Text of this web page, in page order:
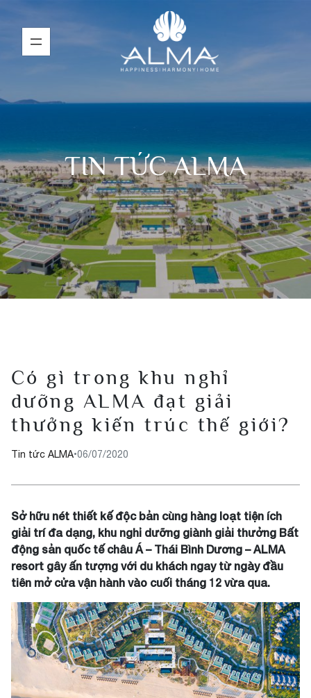
TIN TỨC ALMA
Có gì trong khu nghỉ
dưỡng ALMA đạt giải
thưởng kiến trúc thế giới?
Tin tức ALMA•06/07/2020
Sở hữu nét thiết kế độc bản cùng hàng loạt tiện ích
giải trí đa dạng, khu nghỉ dưỡng giành giải thưởng Bất
động sản quốc tế châu Á – Thái Bình Dương – ALMA
resort gây ấn tượng với du khách ngay từ ngày đầu
tiên mở cửa vận hành vào cuối tháng 12 vừa qua.